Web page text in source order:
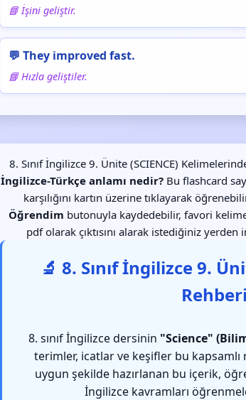
📘 İşini geliştir.
💬 They improved fast.
📘 Hızla geliştiler.
8. Sınıf İngilizce 9. Ünite (SCIENCE)
İngilizce-Türkçe anlamı nedir?Bu flashcard
karşılığını kartın üzerine tıklayarak
Öğrendim butonuyla kaydedebilir, favori
pdf olarak çıktısını alarak istediğiniz
🔬 8. Sınıf İngilizce 9.
Rehberi
8. sınıf İngilizce dersinin "Science"
terimler, icatlar ve keşifler bu
uygun şekilde hazırlanan bu içerik,
İngilizce kavramları